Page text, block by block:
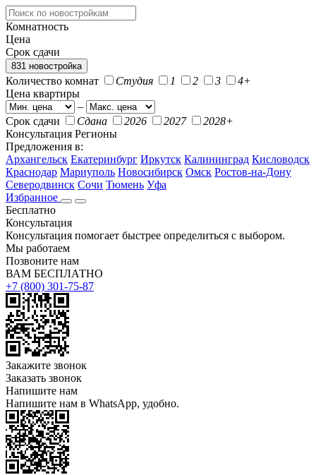
Комнатность
Цена
Срок сдачи
831 новостройка
Количество комнат Студия 1 2 3
4+
Цена квартиры
–
Срок сдачи
Сдана 2026 2027
2028+
Консультация Регионы
Предложения в:
Архангельск Екатеринбург Иркутск Калининград Кисловодск
Краснодар Мариуполь Новосибирск Омск Ростов-на-Дону
Северодвинск Сочи Тюмень Уфа
Избранное
Бесплатно
Консультация
Консультация помогает быстрее определиться с выбором.
Мы работаем
Позвоните нам
ВАМ БЕСПЛАТНО
+7 (800) 301-75-87
Закажите звонок
Заказать звонок
Напишите нам
Напишите нам в WhatsApp, удобно.